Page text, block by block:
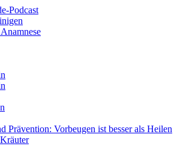
Podcast
Prävention: Vorbeugen ist besser als Heilen